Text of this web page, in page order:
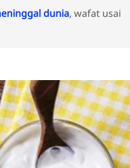
dunia, wafat usai